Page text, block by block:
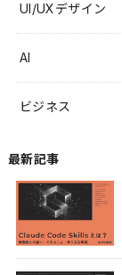
UI/UXデザイン
AI
ビジネス
最新記事